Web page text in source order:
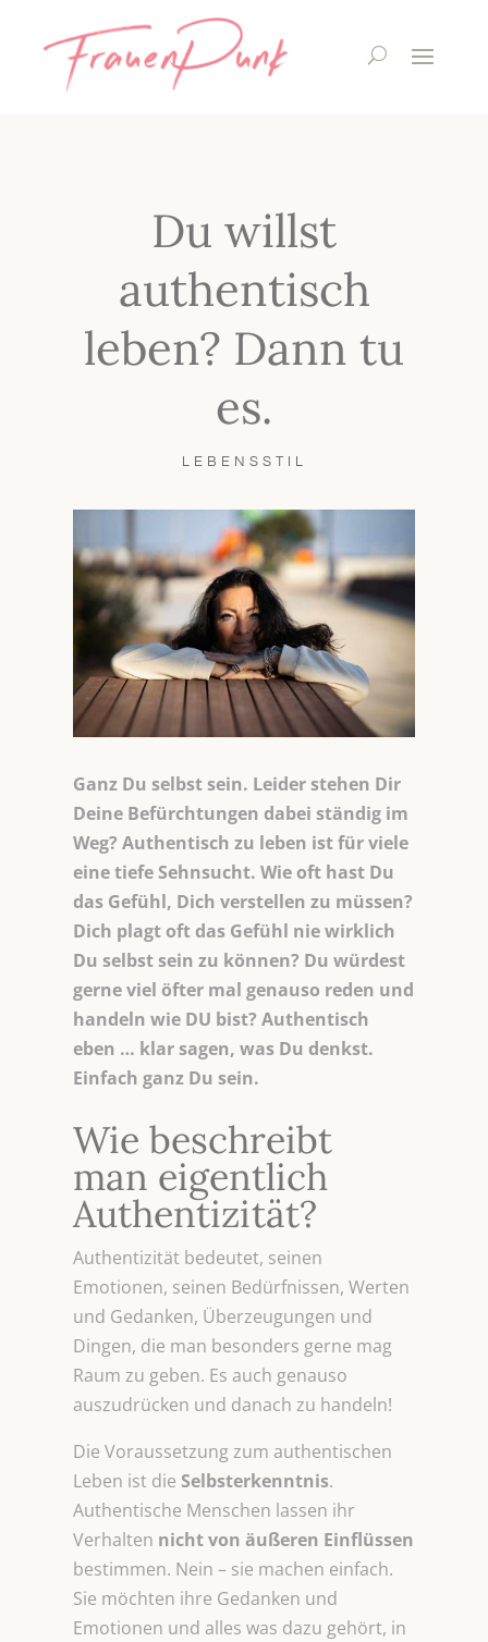
Du willst
authentisch
leben? Dann tu
es.
LEBENSSTIL
Ganz Du selbst sein. Leider stehen Dir
Deine Befürchtungen dabei ständig im
Weg? Authentisch zu leben ist für viele
eine tiefe Sehnsucht. Wie oft hast Du
das Gefühl, Dich verstellen zu müssen?
Dich plagt oft das Gefühl nie wirklich
Du selbst sein zu können? Du würdest
gerne viel öfter mal genauso reden und
handeln wie DU bist? Authentisch
eben … klar sagen, was Du denkst.
Einfach ganz Du sein.
Wie beschreibt
man eigentlich
Authentizität?
Authentizität bedeutet, seinen
Emotionen, seinen Bedürfnissen, Werten
und Gedanken, Überzeugungen und
Dingen, die man besonders gerne mag
Raum zu geben. Es auch genauso
auszudrücken und danach zu handeln!
Die Voraussetzung zum authentischen
Leben ist dieSelbsterkenntnis.
Authentische Menschen lassen ihr
Verhalten nicht von äußeren Einflüssen
bestimmen. Nein – sie machen einfach.
Sie möchten ihre Gedanken und
Emotionen und alles was dazu gehört, in